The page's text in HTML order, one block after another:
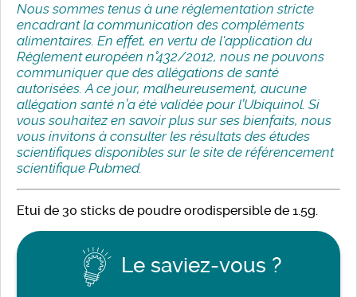
Nous sommes tenus à une réglementation stricte
encadrant la communication des compléments
alimentaires. En effet, en vertu de l'application du
Règlement européen n°432/2012, nous ne pouvons
communiquer que des allégations de santé
autorisées. A ce jour, malheureusement, aucune
allégation santé n’a été validée pour l’Ubiquinol. Si
vous souhaitez en savoir plus sur ses bienfaits, nous
vous invitons à consulter les résultats des études
scientifiques disponibles sur lesite de référencement
scientifique Pubmed.
Etui de 30 sticks de poudre orodispersible de 1.5g.
Le saviez-vous ?